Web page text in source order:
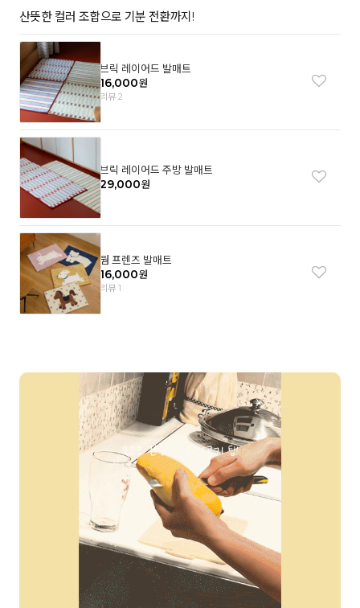
산뜻한 컬러 조합으로 기분 전환까지!
브릭 레이어드 발매트
16,000원
리뷰 2
브릭 레이어드 주방 발매트
29,000원
웜 프렌즈 발매트
16,000원
리뷰 1